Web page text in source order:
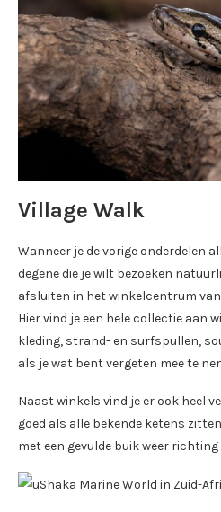
Village Walk
Wanneer je de vorige onderdelen
degene die je wilt bezoeken
afsluiten in het winkelcentrum van
Hier vind je een hele collectie aan
kleding, strand- en surfspullen,
als je wat bent vergeten mee te
Naast winkels vind je er ook heel
goed als alle bekende ketens
met een gevulde buik weer